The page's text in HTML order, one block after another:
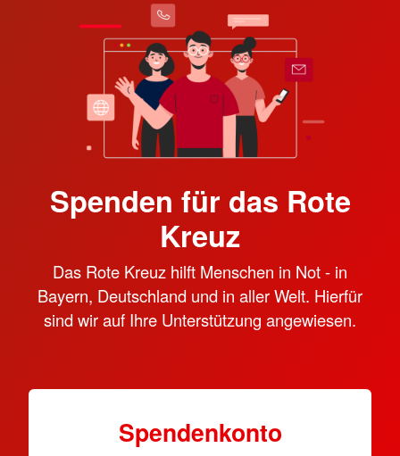
Spenden für das Rote
Kreuz
Das Rote Kreuz hilft Menschen in Not - in
Bayern, Deutschland und in aller Welt. Hierfür
sind wir auf Ihre Unterstützung angewiesen.
Spendenkonto